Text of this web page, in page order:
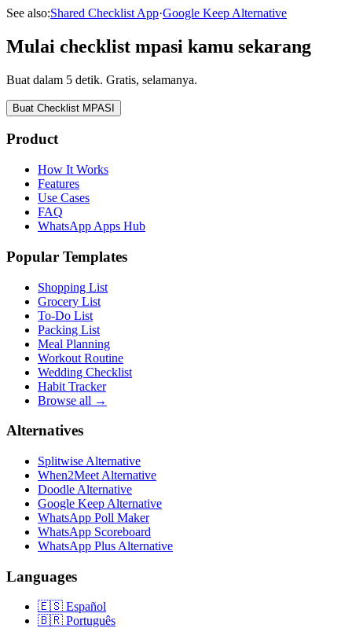
See also:Shared Checklist App·Google Keep Alternative
Mulai checklist mpasi kamu sekarang
Buat dalam 5 detik. Gratis, selamanya.
Buat Checklist MPASI
Product
How It Works
Features
Use Cases
FAQ
WhatsApp Apps Hub
Popular Templates
Shopping List
Grocery List
To-Do List
Packing List
Meal Planning
Workout Routine
Wedding Checklist
Habit Tracker
Browse all →
Alternatives
Splitwise Alternative
When2Meet Alternative
Doodle Alternative
Google Keep Alternative
WhatsApp Poll Maker
WhatsApp Scoreboard
WhatsApp Plus Alternative
Languages
🇪🇸 Español
🇧🇷 Português